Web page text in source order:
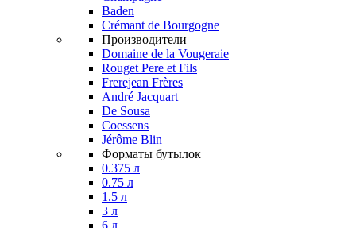
Baden
Crémant de Bourgogne
Производители
Domaine de la Vougeraie
Rouget Pere et Fils
Frerejean Frères
André Jacquart
De Sousa
Coessens
Jérôme Blin
Форматы бутылок
0.375 л
0.75 л
1.5 л
3 л
6 л